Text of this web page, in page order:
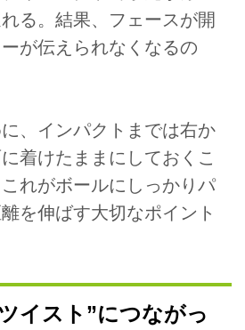
る。結果、フェースが開
が伝えられなくなるの
、インパクトまでは右か
着けたままにしておくこ
れがボールにしっかりパ
を伸ばす大切なポイント
イスト”につながっ